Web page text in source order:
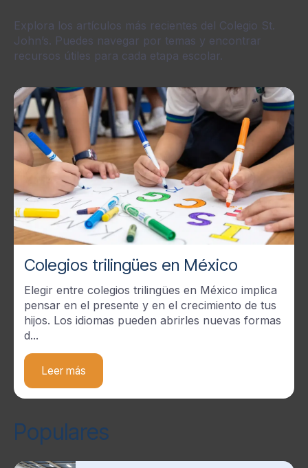
Explora los artículos más recientes del Colegio St.
John’s. Puedes navegar por temas y encontrar
recursos útiles para cada etapa escolar.
Colegios trilingües en México
Elegir entre colegios trilingües en México implica
pensar en el presente y en el crecimiento de tus
hijos. Los idiomas pueden abrirles nuevas formas
d...
Leer más
Populares